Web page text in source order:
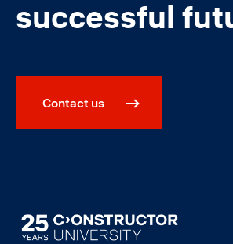
successful
Contact us
Image